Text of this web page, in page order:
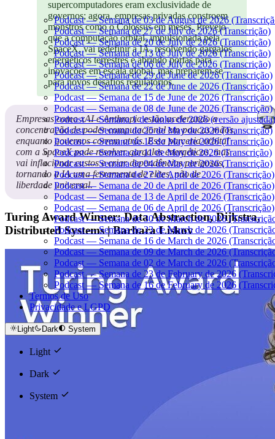
Podcast — Semana de 03 de August de 2026
Podcast — Semana de 27 de July de 2026 (Transcrição)
Podcast — Semana de 20 de July de 2026 (Transcrição)
Podcast — Semana de 13 de July de 2026 (Transcrição)
Podcast — Semana de 06 de July de 2026 (Transcrição)
Podcast — Semana de 29 de June de 2026 (Transcrição)
Podcast — Semana de 22 de June de 2026 (Transcrição)
Podcast — Semana de 15 de June de 2026 (Transcrição)
Podcast — Semana de 08 de June de 2026 (Transcrição)
Podcast — Semana 1 de Junho de 2026 (versão
Podcast — Semana de 25 de May de 2026 (Transcrição)
Podcast — Semana de 18 de May de 2026 (Transcrição)
Podcast — Semana de 11 de May de 2026 (Transcrição)
Podcast — Semana de 04 de May de 2026 (Transcrição)
Podcast — Semana de 27 de April de 2026 (Transcrição)
Podcast — Semana de 20 de April de 2026 (Transcrição)
Podcast — Semana de 13 de April de 2026 (Transcrição)
Podcast — Semana de 06 de April de 2026 (Transcrição)
Podcast — Semana de 30 de March de 2026
Podcast — Semana de 23 de March de 2026
Podcast — Semana de 16 de March de 2026
Podcast — Semana de 09 de March de 2026
Podcast — Semana de 02 de March de 2026
Podcast — Semana de 23 de February de 2026
Podcast — Semana de 16 de February de 2026
Termos de Uso
Privacidade e LGPD
Light Dark System
Light
Dark
System
supercomputadores eram exclusividade de
governos; agora, empresas privadas constroem
monstros como o Colossus em meses. Prevejo
que a computação orbital, impulsionada pela
SpaceX, vai redefinir a IA, resolvendo gargalos
energéticos terrestres e abrindo portas para
inovações em escala global, mas preparem-se
para novos desafios regulatórios.
Empresas como xAI e Anthropic estão acelerando a
concentração de poder computacional em poucas mãos,
enquanto governos correm atrás. Essa parceria orbital
com a SpaceX pode resolver gargalos energéticos, mas
vai inflacionar custos e criar dependências perigosas,
tornando a IA uma ferramenta de elites, não de
liberdade universal.
Turing Award Winner: Data Abstraction, Dijkstra,
Distributed Systems | Barbara Liskov